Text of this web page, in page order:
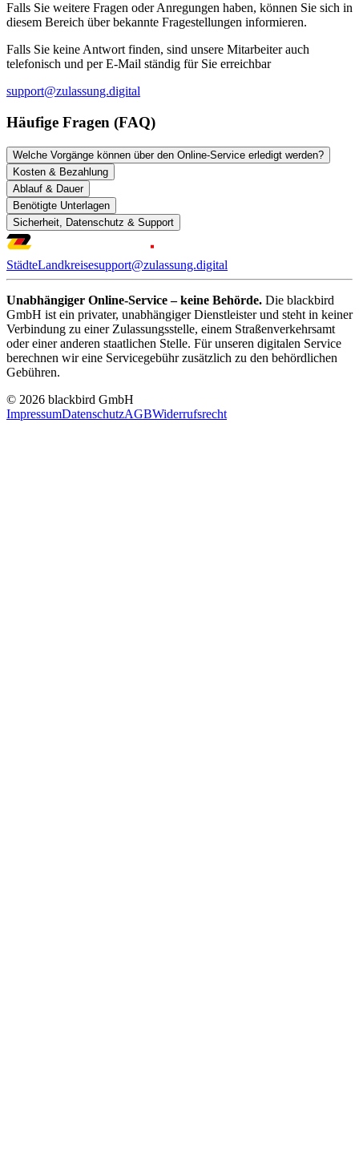
Falls Sie weitere Fragen oder Anregungen haben, können Sie sich in
diesem Bereich über bekannte Fragestellungen informieren.
Falls Sie keine Antwort finden, sind unsere Mitarbeiter auch
telefonisch und per E-Mail ständig für Sie erreichbar
support@zulassung.digital
Häufige Fragen (FAQ)
Welche Vorgänge können über den Online-Service erledigt werden?
Kosten & Bezahlung
Ablauf & Dauer
Benötigte Unterlagen
Sicherheit, Datenschutz & Support
StädteLandkreisesupport@zulassung.digital
Unabhängiger Online-Service – keine Behörde. Die blackbird
GmbH ist ein privater, unabhängiger Dienstleister und steht in keiner
Verbindung zu einer Zulassungsstelle, einem Straßenverkehrsamt
oder einer anderen staatlichen Stelle. Für unseren digitalen Service
berechnen wir eine Servicegebühr zusätzlich zu den behördlichen
Gebühren.
© 2026 blackbird GmbH
ImpressumDatenschutzAGBWiderrufsrecht